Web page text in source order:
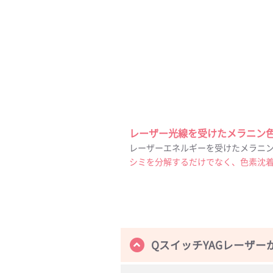
レーザー光線を受けたメラニン
レーザーエネルギーを受けたメラニ
シミを分解するだけでなく、色素沈
QスイッチYAGレーザー